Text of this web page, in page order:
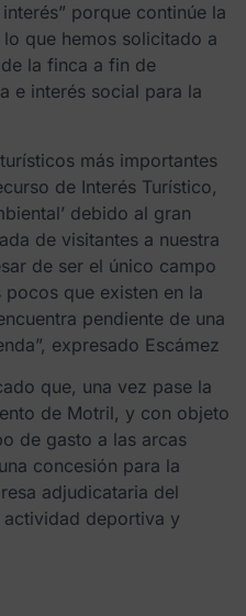
porque continúe la
que hemos solicitado a
la finca a fin de
e interés social para la
más importantes
de Interés Turístico,
debido al gran
de visitantes a nuestra
de ser el único campo
que existen en la
pendiente de una
expresado Escámez
que, una vez pase la
de Motril, y con objeto
de gasto a las arcas
concesión para la
adjudicataria del
deportiva y